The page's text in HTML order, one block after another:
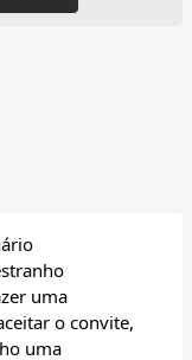
uma
o convite,
uma